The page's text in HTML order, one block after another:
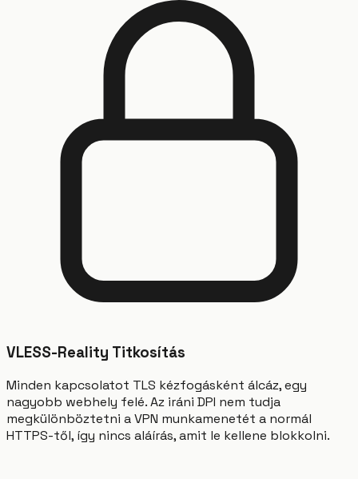
VLESS-Reality Titkosítás
Minden kapcsolatot TLS kézfogásként álcáz, egy
nagyobb webhely felé. Az iráni DPI nem tudja
megkülönböztetni a VPN munkamenetét a normál
HTTPS-től, így nincs aláírás, amit le kellene blokkolni.